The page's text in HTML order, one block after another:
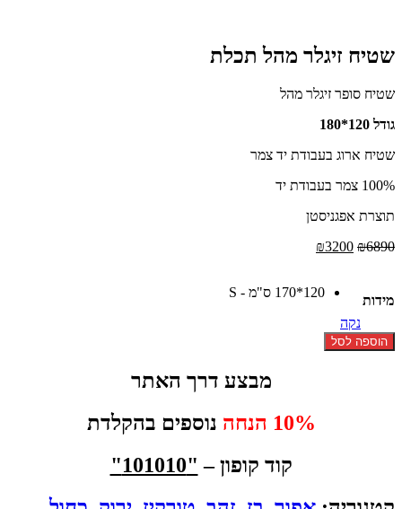
שטיח זיגלר מהל תכלת
שטיח סופר זיגלר מהל
גודל 120*180
שטיח ארוג בעבודת יד צמר
100% צמר בעבודת יד
תוצרת אפגניסטן
₪6890
המחיר
₪6890.
₪3200
₪3200.
מידות
120*170 ס"מ - S
נקה
כמות
של
הוספה לסל
מבצע דרך האתר
10% הנחה
נוספים בהקלדת
קוד קופון – "101010"